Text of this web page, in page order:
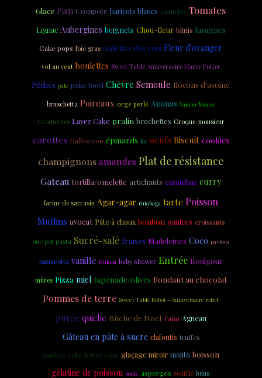
Glace Pain Compote haricots blancs cannelés Tomates
Lignac Aubergines beignets Chou-fleur blinis lasagnes
Cake pops foie gras Galettes des rois Fleur d'oranger
vol au vent boulettes Sweet Table Anniversaire Harry Potter
Pêches pâte poke bowl Chèvre Semoule flocons d'avoine
bruschetta Poireaux orge perlé Ananas Vaiana/Moana
Croquettes Layer Cake pralin brochettes Croque-monsieur
carottes Halloween épinards far oeufs Biscuit cookies
champignonsamandes Plat de résistance
Gateau tortilla/omelette artichauts carambar curry
farine de sarrasin Agar-agar rutabaga tarte Poisson
Muffins avocat Pâte à choux bonbon gaufres croissants
one pot pasta Sucré-salé fraises Madeleines Coco pavlova
panacotta vanille Dukan baby shower Entrée Boulgour
mûres Pizza miel tapenade/olives Fondant au chocolat
Pommes de terre Sweet Table Robot - Anniversaire robot
purée quiche Bûche de Noel Tatin Agneau
Gâteau en pâte à sucre clafoutis truffes
number cake/letter cake glaçage miroir mojito boisson
gélatine de poisson boule asperges soufflé buns